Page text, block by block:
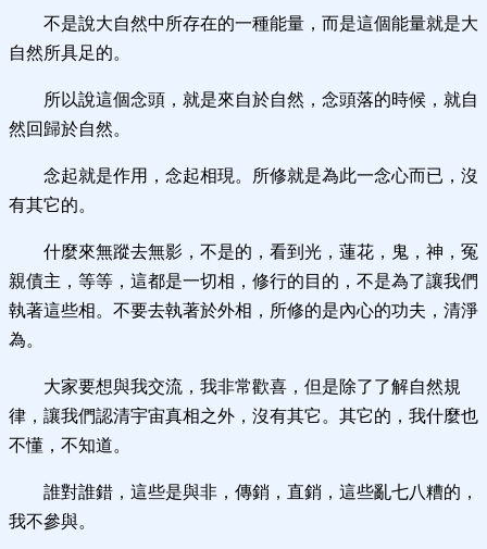
不是說大自然中所存在的一種能量，而是這個能量就是大
自然所具足的。
所以說這個念頭，就是來自於自然，念頭落的時候，就自
然回歸於自然。
念起就是作用，念起相現。所修就是為此一念心而已，沒
有其它的。
什麼來無蹤去無影，不是的，看到光，蓮花，鬼，神，冤
親債主，等等，這都是一切相，修行的目的，不是為了讓我們
執著這些相。不要去執著於外相，所修的是內心的功夫，清淨
為。
大家要想與我交流，我非常歡喜，但是除了了解自然規
律，讓我們認清宇宙真相之外，沒有其它。其它的，我什麼也
不懂，不知道。
誰對誰錯，這些是與非，傳銷，直銷，這些亂七八糟的，
我不參與。